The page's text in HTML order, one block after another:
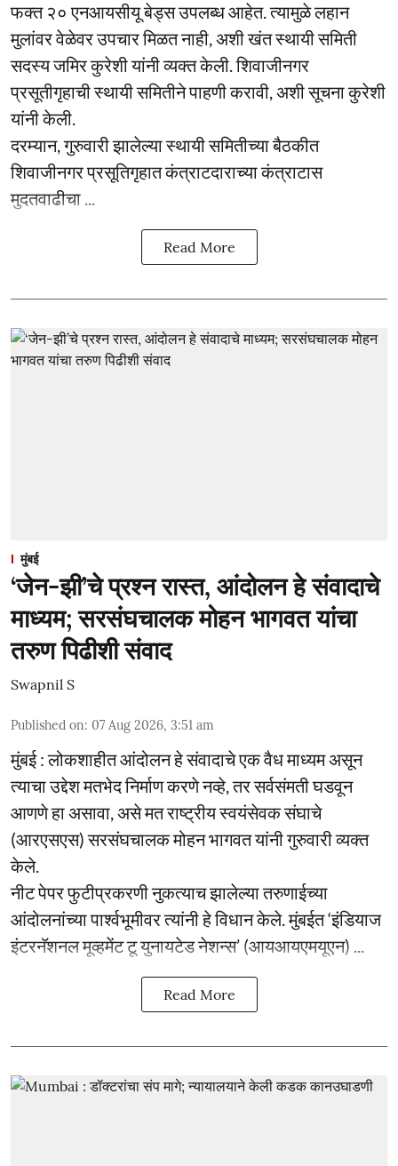
फक्त २० एनआयसीयू बेड्स उपलब्ध आहेत. त्यामुळे लहान
मुलांवर वेळेवर उपचार मिळत नाही, अशी खंत स्थायी समिती
सदस्य जमिर कुरेशी यांनी व्यक्त केली. शिवाजीनगर
प्रसूतीगृहाची स्थायी समितीने पाहणी करावी, अशी सूचना कुरेशी
यांनी केली.
दरम्यान, गुरुवारी झालेल्या स्थायी समितीच्या बैठकीत
शिवाजीनगर प्रसूतिगृहात कंत्राटदाराच्या कंत्राटास
मुदतवाढीचा ...
Read More
मुंबई
‘जेन-झी’चे प्रश्न रास्त, आंदोलन हे संवादाचे
माध्यम; सरसंघचालक मोहन भागवत यांचा
तरुण पिढीशी संवाद
Swapnil S
Published on: 07 Aug 2026, 3:51 am
मुंबई : लोकशाहीत आंदोलन हे संवादाचे एक वैध माध्यम असून
त्याचा उद्देश मतभेद निर्माण करणे नव्हे, तर सर्वसंमती घडवून
आणणे हा असावा, असे मत राष्ट्रीय स्वयंसेवक संघाचे
(आरएसएस) सरसंघचालक मोहन भागवत यांनी गुरुवारी व्यक्त
केले.
नीट पेपर फुटीप्रकरणी नुकत्याच झालेल्या तरुणाईच्या
आंदोलनांच्या पार्श्वभूमीवर त्यांनी हे विधान केले. मुंबईत ‘इंडियाज
इंटरनॅशनल मूव्हमेंट टू युनायटेड नेशन्स’ (आयआयएमयूएन) ...
Read More